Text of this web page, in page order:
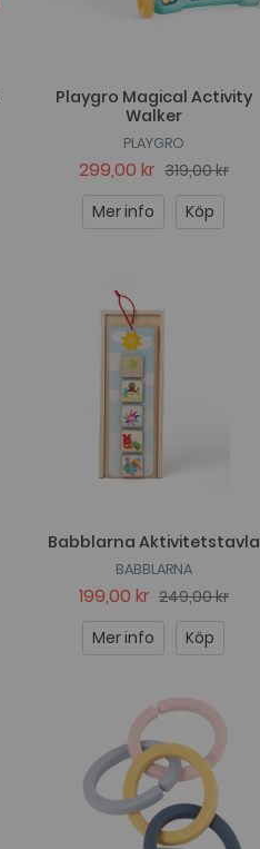
Playgro Magical Activity
Walker
PLAYGRO
299,00 kr 319,00 kr
Mer info
Köp
Babblarna Aktivitetstavla
BABBLARNA
199,00 kr 249,00 kr
Mer info
Köp